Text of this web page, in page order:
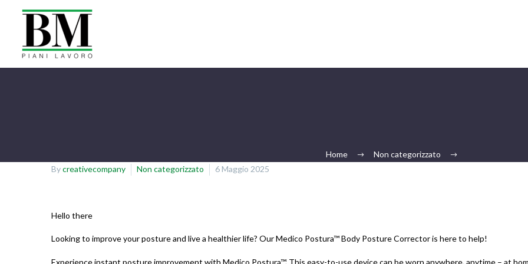
Home Non categorizzato
Bycreativecompany Non categorizzato 6 Maggio 2025
Hello there
Looking to improve your posture and live a healthier life? Our Medico Postura™ Body Posture Corrector is here to help!
Experience instant posture improvement with Medico Postura™. This easy-to-use device can be worn anywhere, anytime – at